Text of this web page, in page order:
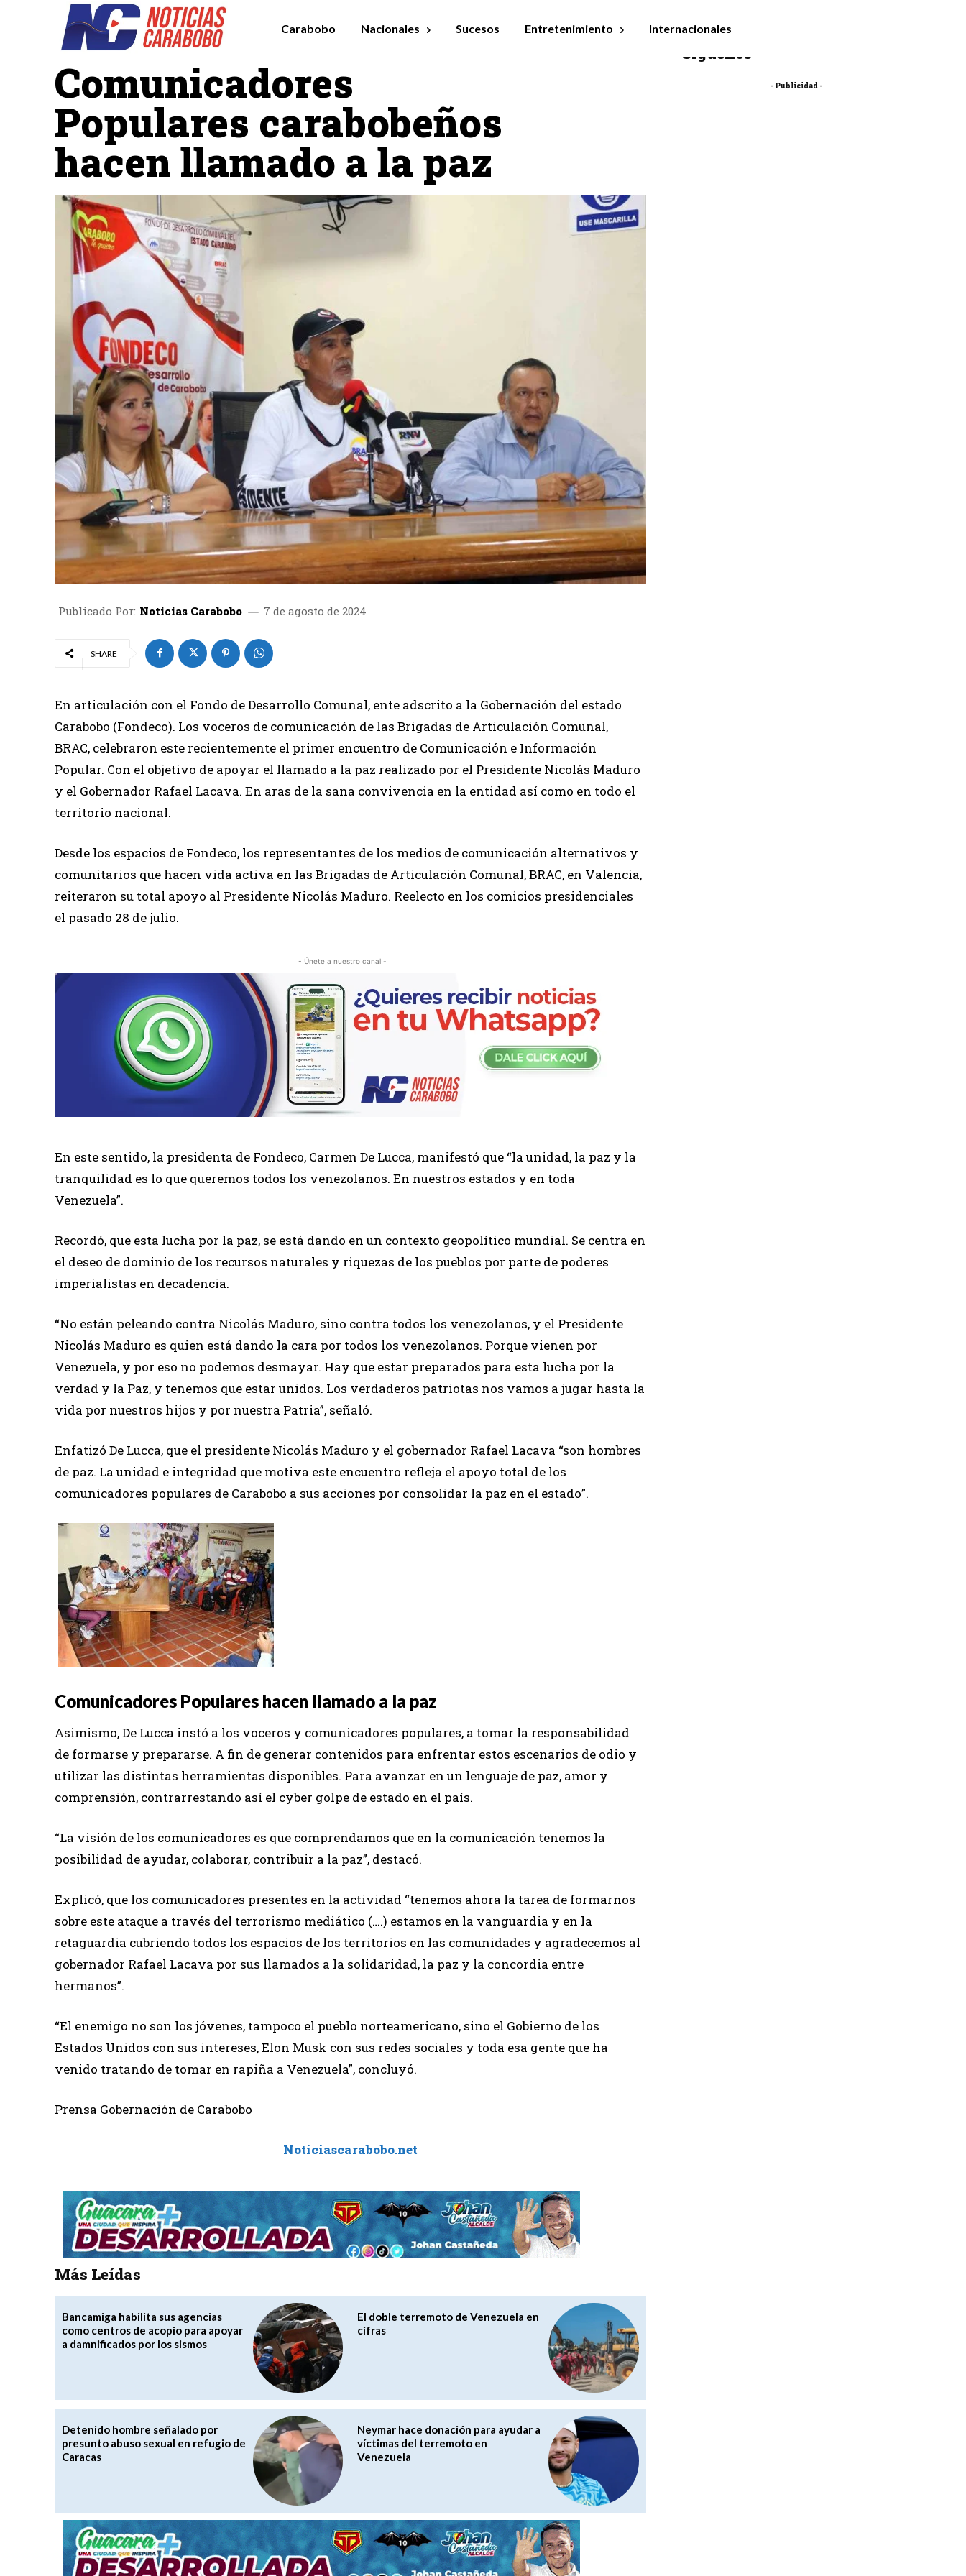
Carabobo Nacionales Sucesos Entretenimiento Internacionales
Carabobo Destacadas
Comunicadores
Populares carabobeños
hacen llamado a la paz
Publicado Por: Noticias Carabobo 7 de agosto de 2024
SHARE
En articulación con el Fondo de Desarrollo Comunal, ente adscrito a la Gobernación del estado
Carabobo (Fondeco). Los voceros de comunicación de las Brigadas de Articulación Comunal,
BRAC, celebraron este recientemente el primer encuentro de Comunicación e Información
Popular. Con el objetivo de apoyar el llamado a la paz realizado por el Presidente Nicolás Maduro
y el Gobernador Rafael Lacava. En aras de la sana convivencia en la entidad así como en todo el
territorio nacional.
Desde los espacios de Fondeco, los representantes de los medios de comunicación alternativos y
comunitarios que hacen vida activa en las Brigadas de Articulación Comunal, BRAC, en Valencia,
reiteraron su total apoyo al Presidente Nicolás Maduro. Reelecto en los comicios presidenciales
el pasado 28 de julio.
- Únete a nuestro canal -
En este sentido, la presidenta de Fondeco, Carmen De Lucca, manifestó que “la unidad, la paz y la
tranquilidad es lo que queremos todos los venezolanos. En nuestros estados y en toda
Venezuela”.
Recordó, que esta lucha por la paz, se está dando en un contexto geopolítico mundial. Se centra en
el deseo de dominio de los recursos naturales y riquezas de los pueblos por parte de poderes
imperialistas en decadencia.
“No están peleando contra Nicolás Maduro, sino contra todos los venezolanos, y el Presidente
Nicolás Maduro es quien está dando la cara por todos los venezolanos. Porque vienen por
Venezuela, y por eso no podemos desmayar. Hay que estar preparados para esta lucha por la
verdad y la Paz, y tenemos que estar unidos. Los verdaderos patriotas nos vamos a jugar hasta la
vida por nuestros hijos y por nuestra Patria”, señaló.
Enfatizó De Lucca, que el presidente Nicolás Maduro y el gobernador Rafael Lacava “son hombres
de paz. La unidad e integridad que motiva este encuentro refleja el apoyo total de los
comunicadores populares de Carabobo a sus acciones por consolidar la paz en el estado”.
Comunicadores Populares hacen llamado a la paz
Asimismo, De Lucca instó a los voceros y comunicadores populares, a tomar la responsabilidad
de formarse y prepararse. A fin de generar contenidos para enfrentar estos escenarios de odio y
utilizar las distintas herramientas disponibles. Para avanzar en un lenguaje de paz, amor y
comprensión, contrarrestando así el cyber golpe de estado en el país.
“La visión de los comunicadores es que comprendamos que en la comunicación tenemos la
posibilidad de ayudar, colaborar, contribuir a la paz”, destacó.
Explicó, que los comunicadores presentes en la actividad “tenemos ahora la tarea de formarnos
sobre este ataque a través del terrorismo mediático (….) estamos en la vanguardia y en la
retaguardia cubriendo todos los espacios de los territorios en las comunidades y agradecemos al
gobernador Rafael Lacava por sus llamados a la solidaridad, la paz y la concordia entre
hermanos”.
“El enemigo no son los jóvenes, tampoco el pueblo norteamericano, sino el Gobierno de los
Estados Unidos con sus intereses, Elon Musk con sus redes sociales y toda esa gente que ha
venido tratando de tomar en rapiña a Venezuela”, concluyó.
Prensa Gobernación de Carabobo
Noticiascarabobo.net
Más Leídas
Bancamiga habilita sus agencias
como centros de acopio para apoyar
a damnificados por los sismos
El doble terremoto de Venezuela en
cifras
Detenido hombre señalado por
presunto abuso sexual en refugio de
Caracas
Neymar hace donación para ayudar a
víctimas del terremoto en
Venezuela
Síguenos
- Publicidad -